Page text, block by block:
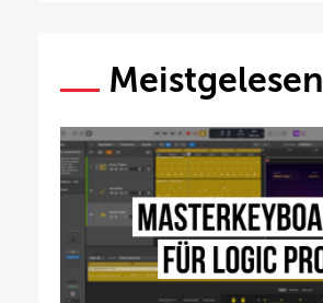
Meistgelesen